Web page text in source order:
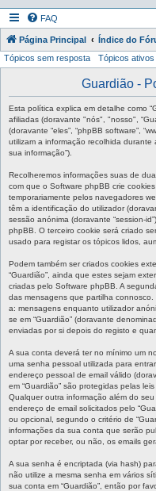
FAQ
Página Principal Índice do
Tópicos sem resposta Tópicos ativos
Guardião -
Esta política explica em detalhe como
afiliadas (doravante "nós", "nosso",
(doravante “eles”, “phpBB software”,
utilizam a informação recolhida
sua informação”).
Recolheremos informações suas de
com que o Software phpBB crie
temporariamente pelos navegadores
têm a identificação do utilizador
sessão anónima (doravante “session-
phpBB. O terceiro cookie será criado
usado para registar os tópicos lidos,
Podem também ser criados cookies
“Guardião”, ainda que estes sejam
criadas pelo Software phpBB. A
das mensagens que partilha
a: mensagens enquanto utilizador
se em “Guardião” (doravante
enviadas por si depois do registo e
A sua conta deverá ter no mínimo um
uma senha pessoal utilizada para
endereço pessoal de email válido
em “Guardião” são protegidas pelas
Qualquer outra informação além do
endereço de email solicitados pelo
ou opcional, segundo o critério de
informações da sua conta que serão
optar por receber, ou não, os emails
A sua senha é encriptada (via hash)
não utilize a mesma senha em vários
sua conta em “Guardião”, então por